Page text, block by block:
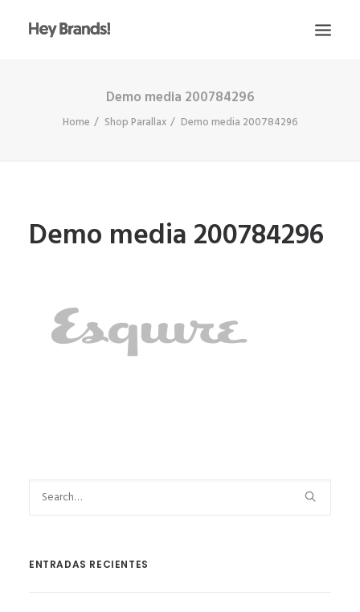
CONÓCENOS
ESCRÍBENOS
Demo media 200784296
Home Shop Parallax Demo media 200784296
Demo media 200784296
ENTRADAS RECIENTES